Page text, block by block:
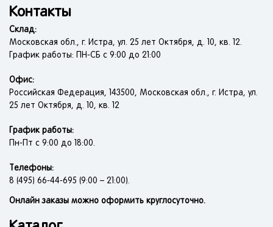
Контакты
Склад:
Московская обл., г. Истра, ул. 25 лет Октября, д. 10, кв. 12.
График работы: ПН-СБ с 9:00 до 21:00
Офис:
Российская Федерация, 143500, Московская обл., г. Истра, ул.
25 лет Октября, д. 10, кв. 12
График работы:
Пн-Пт с 9:00 до 18:00.
Телефоны:
8 (495) 66-44-695 (9:00 – 21:00).
Онлайн заказы можно оформить круглосуточно.